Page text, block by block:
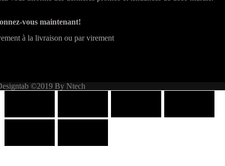
vous maintenant!
à la livraison ou par virement
©2019 By Ntech